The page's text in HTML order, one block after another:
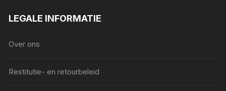
LEGALE INFORMATIE
Over ons
Restitutie- en retourbeleid